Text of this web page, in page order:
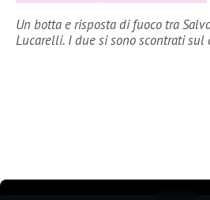
Un botta e risposta di fuoco tra
Lucarelli. I due si sono scontrati sul